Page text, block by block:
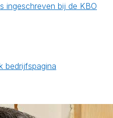
ingeschreven bij de KBO
bedrijfspagina